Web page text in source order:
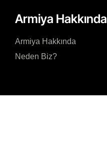
Armiya Hakkında
Armiya Hakkında
Neden Biz?